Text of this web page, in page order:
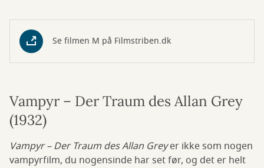
Se filmen M på Filmstriben.dk
Vampyr – Der Traum des Allan Grey
(1932)
Vampyr – Der Traum des Allan Greyer ikke som nogen
vampyrfilm, du nogensinde har set før, og det er helt